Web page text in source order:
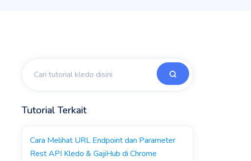
Tutorial Terkait
Cara Melihat URL Endpoint dan Parameter
Rest API Kledo & GajiHub di Chrome